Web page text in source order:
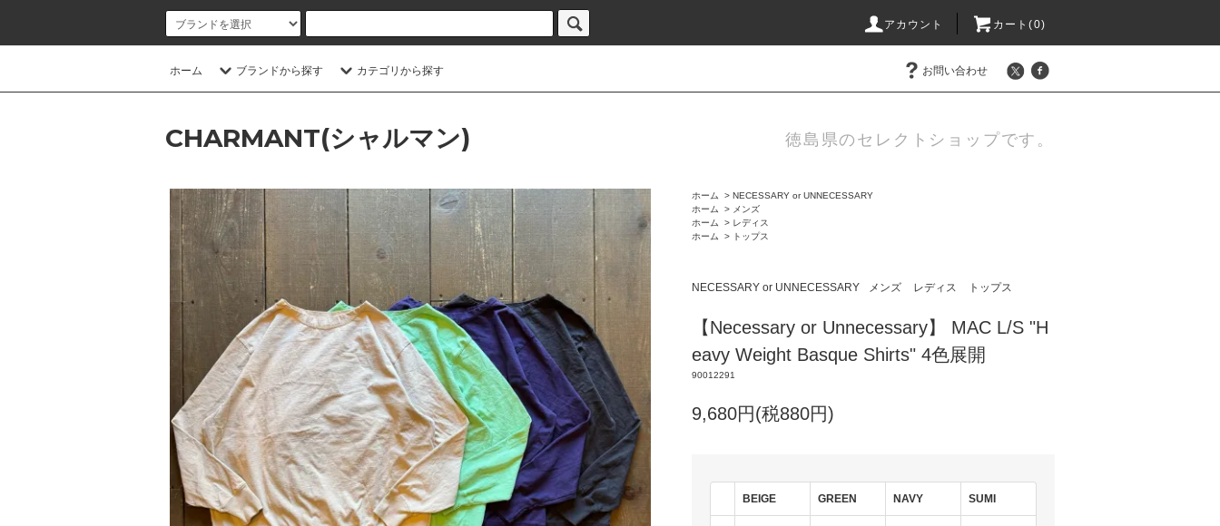
アカウント カート(0)
ホーム ブランドから探す カテゴリから探す お問い合わせ
CHARMANT(シャルマン) 徳島県のセレクトショップです。
ホーム > NECESSARY or UNNECESSARY
ホーム
> メンズ
ホーム
> レディス
ホーム
> トップス
NECESSARY or UNNECESSARY メンズ レディス トップス
【Necessary or Unnecessary】 MAC L/S "H
eavy Weight Basque Shirts" 4色展開
90012291
9,680円(税880円)
BEIGE GREEN NAVY SUMI